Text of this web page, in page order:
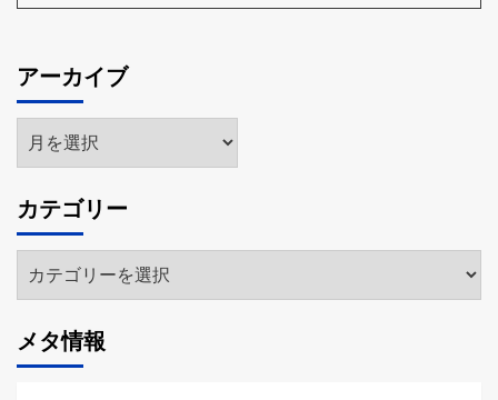
アーカイブ
ア
ー
イ
ブ
カテゴリー
テ
リ
ー
メタ情報